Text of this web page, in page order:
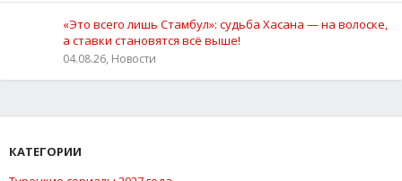
«Это всего лишь Стамбул»: судьба Хасана — на волоске,
а ставки становятся всё выше!
04.08.26, Новости
КАТЕГОРИИ